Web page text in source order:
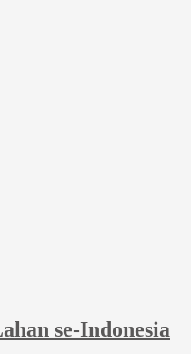
se-Indonesia